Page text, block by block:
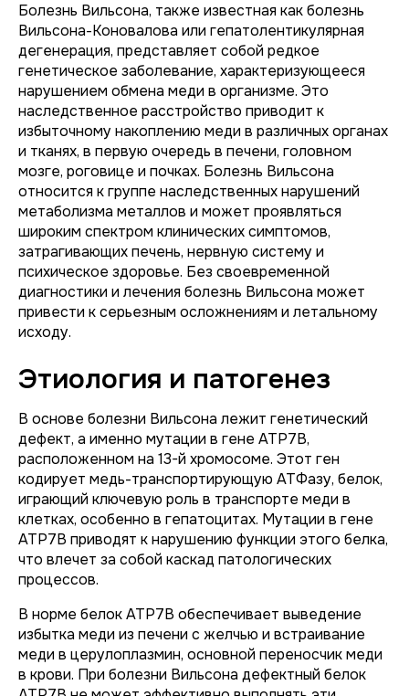
Болезнь Вильсона, также известная как болезнь
Вильсона-Коновалова или гепатолентикулярная
дегенерация, представляет собой редкое
генетическое заболевание, характеризующееся
нарушением обмена меди в организме. Это
наследственное расстройство приводит к
избыточному накоплению меди в различных органах
и тканях, в первую очередь в печени, головном
мозге, роговице и почках. Болезнь Вильсона
относится к группе наследственных нарушений
метаболизма металлов и может проявляться
широким спектром клинических симптомов,
затрагивающих печень, нервную систему и
психическое здоровье. Без своевременной
диагностики и лечения болезнь Вильсона может
привести к серьезным осложнениям и летальному
исходу.
Этиология и патогенез
В основе болезни Вильсона лежит генетический
дефект, а именно мутации в гене ATP7B,
расположенном на 13-й хромосоме. Этот ген
кодирует медь-транспортирующую АТФазу, белок,
играющий ключевую роль в транспорте меди в
клетках, особенно в гепатоцитах. Мутации в гене
ATP7B приводят к нарушению функции этого белка,
что влечет за собой каскад патологических
процессов.
В норме белок ATP7B обеспечивает выведение
избытка меди из печени с желчью и встраивание
меди в церулоплазмин, основной переносчик меди
в крови. При болезни Вильсона дефектный белок